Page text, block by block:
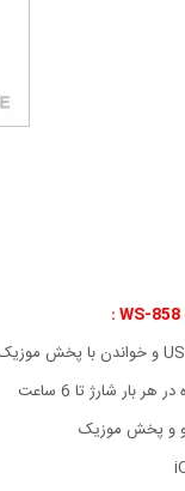
بار شارژ تا 6 ساعت
و پخش موزیک